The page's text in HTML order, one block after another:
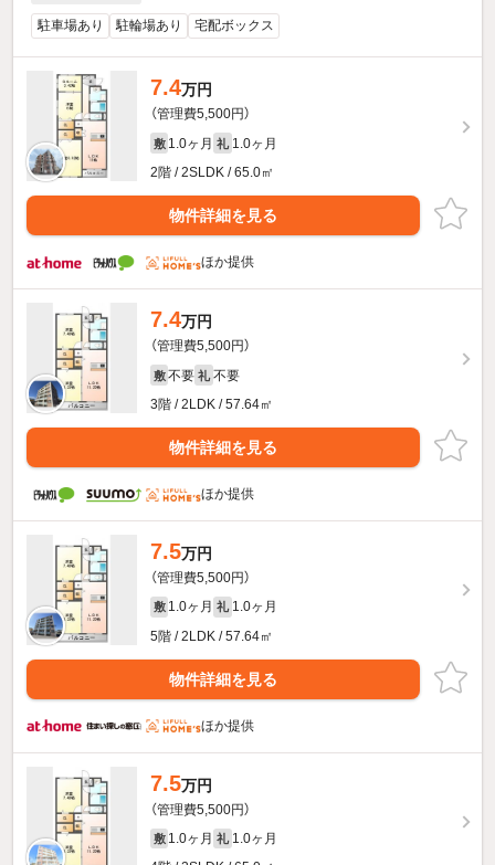
駐車場あり 駐輪場あり 宅配ボックス
7.4万円
（管理費5,500円）
敷 1.0ヶ月 礼 1.0ヶ月
2階 / 2SLDK / 65.0㎡
物件詳細を見る
ほか提供
7.4万円
（管理費5,500円）
敷 不要 礼 不要
3階 / 2LDK / 57.64㎡
物件詳細を見る
ほか提供
7.5万円
（管理費5,500円）
敷 1.0ヶ月 礼 1.0ヶ月
5階 / 2LDK / 57.64㎡
物件詳細を見る
ほか提供
7.5万円
（管理費5,500円）
敷 1.0ヶ月 礼 1.0ヶ月